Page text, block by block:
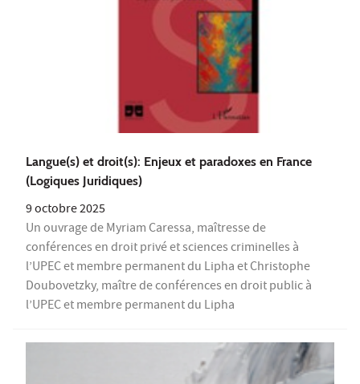
Langue(s) et droit(s): Enjeux et paradoxes en France
(Logiques Juridiques)
9 octobre 2025
Un ouvrage de Myriam Caressa, maîtresse de
conférences en droit privé et sciences criminelles à
l’UPEC et membre permanent du Lipha et Christophe
Doubovetzky, maître de conférences en droit public à
l’UPEC et membre permanent du Lipha